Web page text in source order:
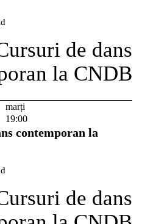
marți
19:00
contemporan la